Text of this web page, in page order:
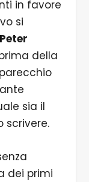
in favore
si
Peter
della
sia il
scrivere.
dei primi